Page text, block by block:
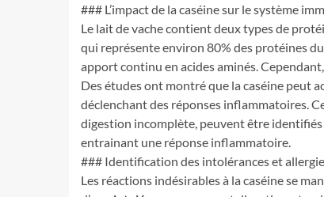
### L’impact de la caséine sur le système
Le lait de vache contient deux types de
qui représente environ 80% des protéines
apport continu en acides aminés.
Des études ont montré que la caséine peut
déclenchant des réponses inflammatoires.
digestion incomplète, peuvent être
entrainant une réponse inflammatoire.
### Identification des intolérances et
Les réactions indésirables à la caséine se